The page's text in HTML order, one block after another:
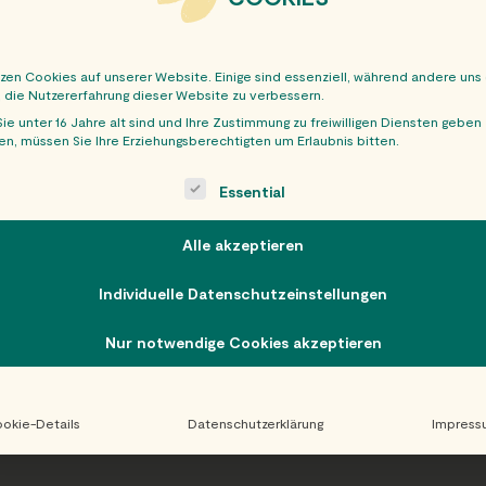
Cookies auf unserer Website. Einige sind essenziell, während andere uns
Nutzererfahrung dieser Website zu verbessern.
unter 16 Jahre alt sind und Ihre Zustimmung zu freiwilligen Diensten geben
müssen Sie Ihre Erziehungsberechtigten um Erlaubnis bitten.
is a list of service groups for which consent can be
Essential
Alle akzeptieren
Individuelle Datenschutzeinstellungen
Nur notwendige Cookies akzeptieren
Details Datenschutzerklärung